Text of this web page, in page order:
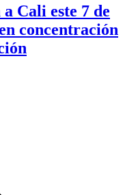
Cali este 7 de
concentración